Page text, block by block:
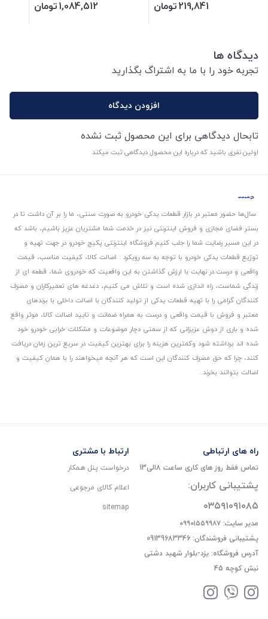
219,841تومان 1,084,512تومان
دیدگاه ها
تجربه خود را با ما به اشتراگ بگذارید
افزودن دیدگاه
تابحال دیدگاهی برای این محصول ثبت نشده
اولین نفری باشید که درباره این محصول دیدگاهی ثبت میکند
سال‌ها حضور معتبر در بازار قطعات یدکی خودرو به صورت سنتی، ما را بر آن داشت تا در
بستر فضای مجازی و فروش اینترنتی نیز در خدمت شما مشتریان عزیز باشیم، باشد که
در این مسیر رضایت شما را جلب کنیم.فروشگاه اینترنتی پکیج خودرو در جهت تهیه و
توزیع قطعات یدکی خودرو با توجه به سه رویکرد : اصالت کالا، کیفیت مناسب، قیمت
واقعی و درست.در نهایت با ارزش گذاشتن به این واقعیت که خودروی شما، قطعه ای از
زندگی شماست، راه اندازی شده است و تلاش می کنیم، دغدغه های تعمیرکاران و مصرف
کنندگان گرامی را با تهیه قطعات یدکی از تولید کنندگان با اصالت داخلی با برندهای
معتبر و فروش با قیمت واقعی و درست به همراه ضمانت و تایید اصالت کالا، موثر واقع
شده و باری از دوش عزیزانی که از سمتی دچار موضوعات و مشکلات خرابی خودرو خود
شده اند برداشته شود و‌کمترین هزینه را برای بهترین کیفیت در سریع ترین زمان دریافت
کنند، چرا که حق مصرف کنندگان این است که هر آنچه میخواهند را با همان کیفیت و
اصالت بتوانند بخرند..
راه های ارتباطی
تماس فقط روز های کاری ساعت 8الی13
پشتیبانی کاربران:
۰۳۵۹۱۰۹۱۰۸۵
مدیر سایت: ۰۹۹۰۱۵۵۹۹۸۷
پشتیبانی فروشندگان: 09139683346
آدرس فروشگاه: یزد-بلوار شهید دشتی
نبش کوچه 45
ارتباط با مشتری
درخواست پنل همکار
اعلام کالای مرجوعی
sitemap